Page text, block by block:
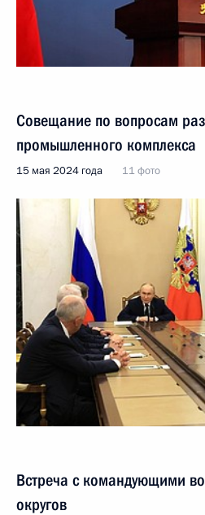
Совещание по вопросам
промышленного комплекса
15 мая 2024 года 11 фото
Встреча с командующими
округов